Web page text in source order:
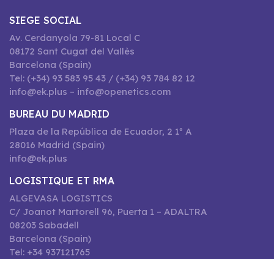
SIEGE SOCIAL
Av. Cerdanyola 79-81 Local C
08172 Sant Cugat del Vallès
Barcelona (Spain)
Tel: (+34) 93 583 95 43 / (+34) 93 784 82 12
info@ek.plus – info@openetics.com
BUREAU DU MADRID
Plaza de la República de Ecuador, 2 1º A
28016 Madrid (Spain)
info@ek.plus
LOGISTIQUE ET RMA
ALGEVASA LOGISTICS
C/ Joanot Martorell 96, Puerta 1 – ADALTRA
08203 Sabadell
Barcelona (Spain)
Tel: +34 937121765